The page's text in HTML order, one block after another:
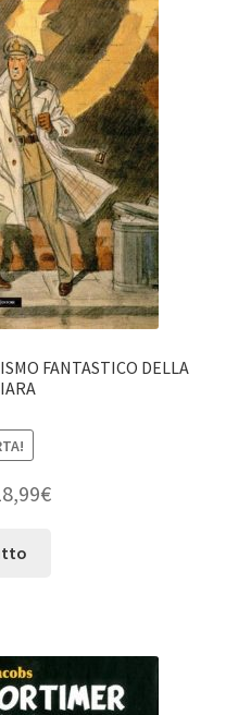
FANTASTICO DELLA
€